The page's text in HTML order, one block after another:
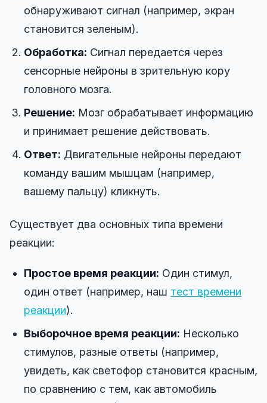
Тест на оттенок
Отслеживание объектов
FPS Reaction
Статьи
обнаруживают сигнал (например, экран
становится зеленым).
Обработка: Сигнал передается через
сенсорные нейроны в зрительную кору
головного мозга.
Решение: Мозг обрабатывает информацию
и принимает решение действовать.
Ответ: Двигательные нейроны передают
команду вашим мышцам (например,
вашему пальцу) кликнуть.
Существует два основных типа времени
реакции:
Простое время реакции: Один стимул,
один ответ (например, наш тест времени
реакции).
Выборочное время реакции: Несколько
стимулов, разные ответы (например,
увидеть, как светофор становится красным,
по сравнению с тем, как автомобиль